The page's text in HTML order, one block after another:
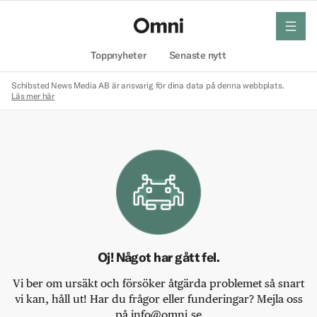
Toppnyheter Senaste nytt
meny
Schibsted News Media AB är ansvarig för dina data på denna webbplats.
Läs mer här
Oj! Något har gått fel.
Vi ber om ursäkt och försöker åtgärda problemet så snart
vi kan, håll ut! Har du frågor eller funderingar? Mejla oss